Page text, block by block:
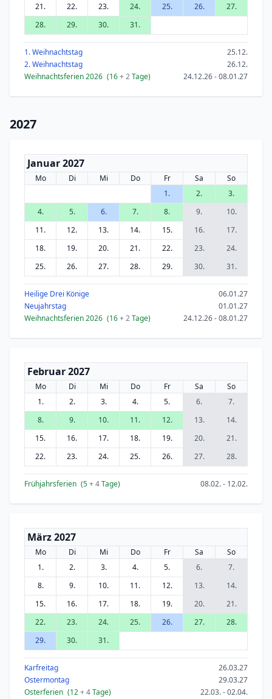
21.
22. 23. 24. 25. 26.
27.
28.
29. 30. 31.
1. Weihnachtstag
25.12.
2. Weihnachtstag
26.12.
Weihnachtsferien 2026 (16+ 2Tage) 24.12.26 - 08.01.27
2027
Januar 2027
Mo Di Mi Do Fr Sa
So
1.
2.
3.
4.
5. 6. 7. 8. 9.
10.
11.
12. 13. 14. 15. 16.
17.
18.
19. 20. 21. 22. 23.
24.
25.
26. 27. 28. 29. 30. 31.
Heilige Drei Könige
06.01.27
Neujahrstag
01.01.27
Weihnachtsferien 2026 (16+ 2Tage) 24.12.26 - 08.01.27
Februar 2027
Mo Di Mi Do Fr Sa
So
1.
2. 3. 4. 5. 6.
7.
8.
9. 10. 11. 12. 13.
14.
15.
16. 17. 18. 19. 20.
21.
22.
23. 24. 25. 26. 27. 28.
Frühjahrsferien (5+ 4Tage) 08.02. - 12.02.
März 2027
Mo Di Mi Do Fr Sa
So
1.
2. 3. 4. 5. 6.
7.
8.
9. 10. 11. 12. 13.
14.
15.
16. 17. 18. 19. 20.
21.
22.
23. 24. 25. 26. 27.
28.
29.
30. 31.
Karfreitag
26.03.27
Ostermontag
29.03.27
Osterferien (12+ 4Tage) 22.03. - 02.04.